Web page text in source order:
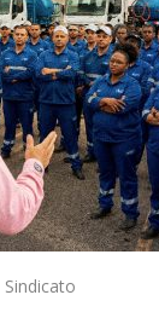
Sindicato